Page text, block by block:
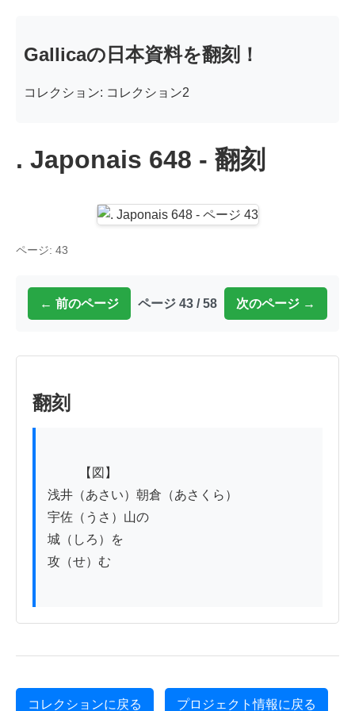
Gallicaの日本資料を翻刻！
コレクション: コレクション2
. Japonais 648 - 翻刻
ページ: 43
← 前のページ ページ 43 / 58 次のページ →
翻刻
浅井（あさい）朝倉（あさくら）
宇佐（うさ）山の
城（しろ）を
攻（せ）む
コレクションに戻る プロジェクト情報に戻る